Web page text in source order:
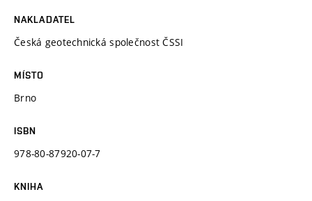
NAKLADATEL
Česká geotechnická společnost ČSSI
MÍSTO
Brno
ISBN
978-80-87920-07-7
KNIHA